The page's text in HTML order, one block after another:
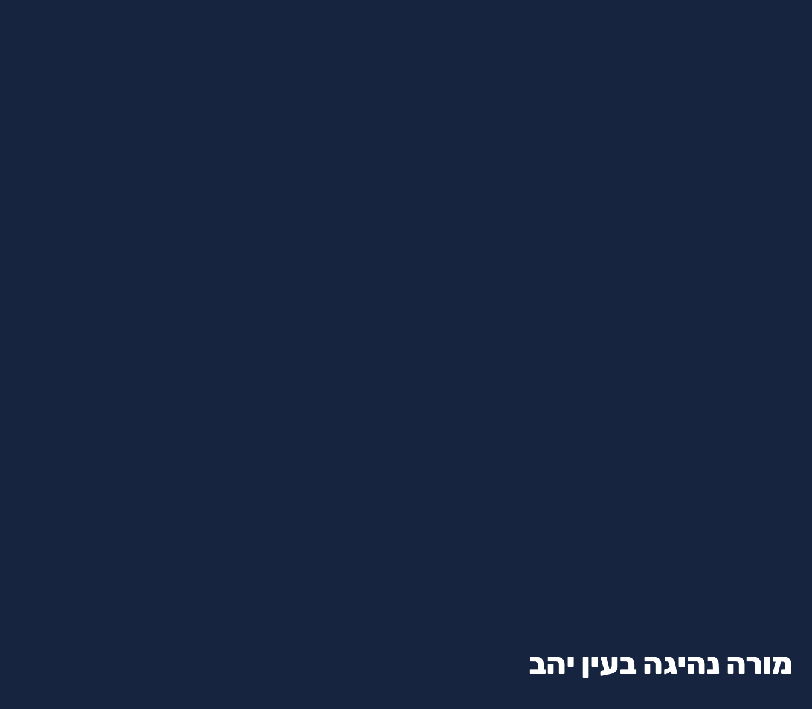
מורה נהיגה בעין יהב